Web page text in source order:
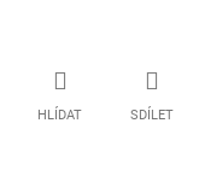
HLÍDAT SDÍLET